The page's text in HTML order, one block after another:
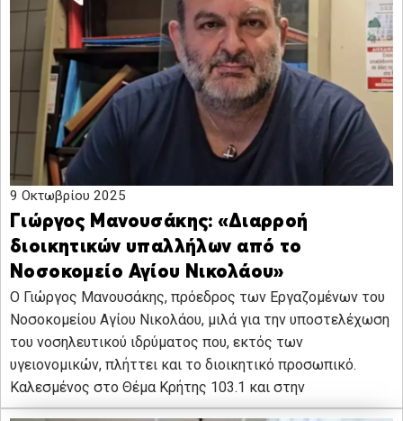
9 Οκτωβρίου 2025
Γιώργος Μανουσάκης: «Διαρροή
διοικητικών υπαλλήλων από το
Νοσοκομείο Αγίου Νικολάου»
Ο Γιώργος Μανουσάκης, πρόεδρος των Εργαζομένων του
Νοσοκομείου Αγίου Νικολάου, μιλά για την υποστελέχωση
του νοσηλευτικού ιδρύματος που, εκτός των
υγειονομικών, πλήττει και το διοικητικό προσωπικό.
Καλεσμένος στο Θέμα Κρήτης 103.1 και στην